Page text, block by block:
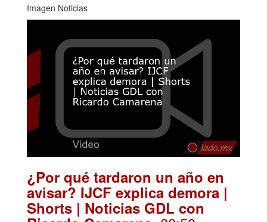
Imagen Noticias
¿Por qué tardaron un año en
avisar? IJCF explica demora |
Shorts | Noticias GDL con